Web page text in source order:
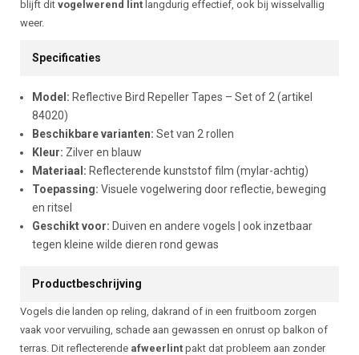
blijft dit vogelwerend lint langdurig effectief, ook bij wisselvallig
weer.
Specificaties
Model: Reflective Bird Repeller Tapes – Set of 2 (artikel
84020)
Beschikbare varianten: Set van 2 rollen
Kleur: Zilver en blauw
Materiaal: Reflecterende kunststof film (mylar-achtig)
Toepassing: Visuele vogelwering door reflectie, beweging
en ritsel
Geschikt voor: Duiven en andere vogels | ook inzetbaar
tegen kleine wilde dieren rond gewas
Productbeschrijving
Vogels die landen op reling, dakrand of in een fruitboom zorgen
vaak voor vervuiling, schade aan gewassen en onrust op balkon of
terras. Dit reflecterende afweerlint pakt dat probleem aan zonder